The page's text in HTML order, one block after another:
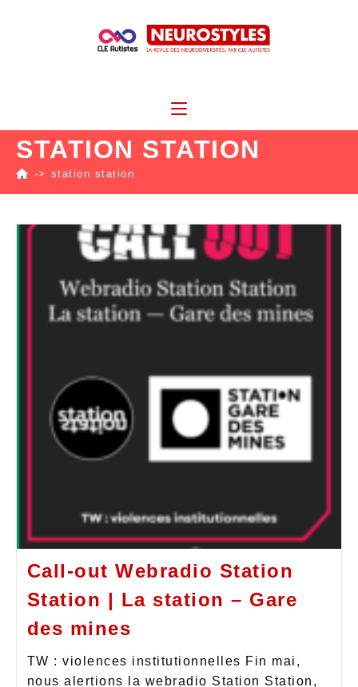
STATION STATION
-> station station
Call-out Webradio Station
Station | La station – Gare
des mines
TW : violences institutionnelles Fin mai,
nous alertions la webradio Station Station,